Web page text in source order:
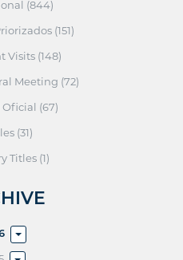
(844)
(151)
Visits (148)
Meeting (72)
(67)
(31)
Titles (1)